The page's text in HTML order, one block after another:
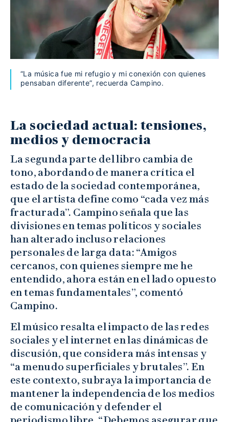
“La música fue mi refugio y mi conexión con quienes
pensaban diferente”, recuerda Campino.
La sociedad actual: tensiones,
medios y democracia
La segunda parte del libro cambia de
tono, abordando de manera crítica el
estado de la sociedad contemporánea,
que el artista define como “cada vez más
fracturada”. Campino señala que las
divisiones en temas políticos y sociales
han alterado incluso relaciones
personales de larga data: “Amigos
cercanos, con quienes siempre me he
entendido, ahora están en el lado opuesto
en temas fundamentales”, comentó
Campino.
El músico resalta el impacto de las redes
sociales y el internet en las dinámicas de
discusión, que considera más intensas y
“a menudo superficiales y brutales”. En
este contexto, subraya la importancia de
mantener la independencia de los medios
de comunicación y defender el